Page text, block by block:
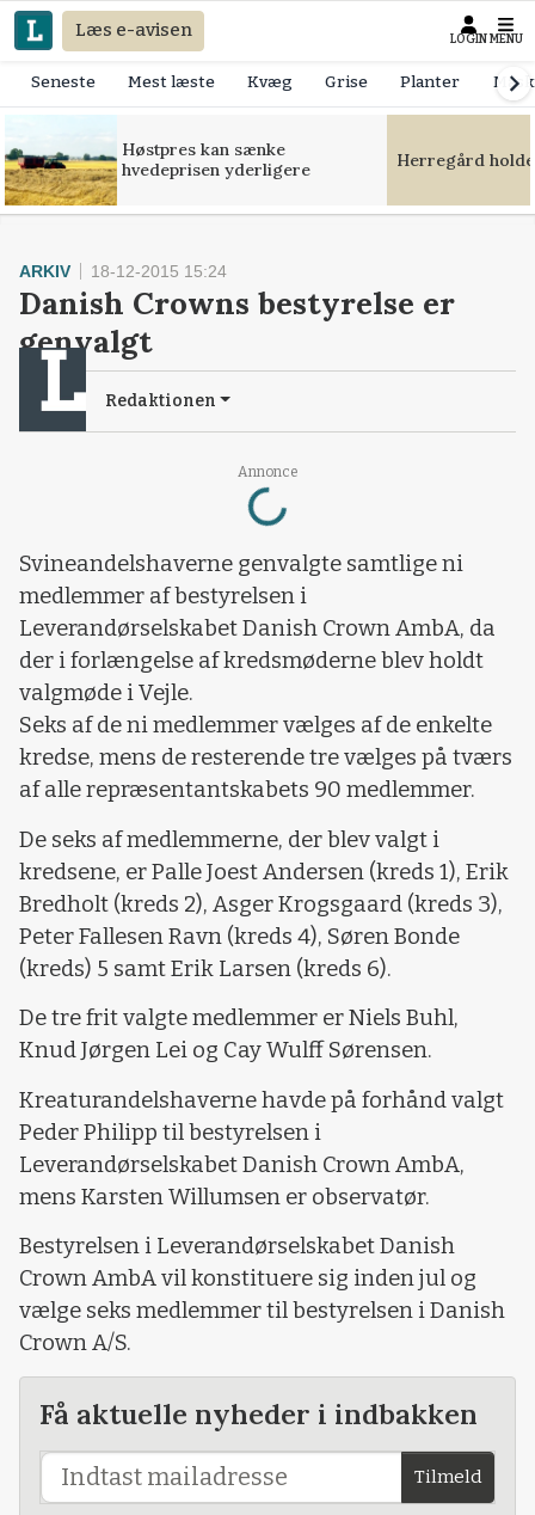
Læs e-avisen LOGIN MENU
Seneste Mest læste Kvæg Grise Planter
Høstpres kan sænke
hvedeprisen yderligere
Herregård
Annonce
Loading...
ARKIV 18-12-2015 15:24
Danish Crowns bestyrelse er
genvalgt
Redaktionen
Svineandelshaverne genvalgte samtlige ni
medlemmer af bestyrelsen i
Leverandørselskabet Danish Crown AmbA, da
der i forlængelse af kredsmøderne blev holdt
valgmøde i Vejle.
Seks af de ni medlemmer vælges af de enkelte
kredse, mens de resterende tre vælges på tværs
af alle repræsentantskabets 90 medlemmer.
De seks af medlemmerne, der blev valgt i
kredsene, er Palle Joest Andersen (kreds 1), Erik
Bredholt (kreds 2), Asger Krogsgaard (kreds 3),
Peter Fallesen Ravn (kreds 4), Søren Bonde
(kreds) 5 samt Erik Larsen (kreds 6).
De tre frit valgte medlemmer er Niels Buhl,
Knud Jørgen Lei og Cay Wulff Sørensen.
Kreaturandelshaverne havde på forhånd valgt
Peder Philipp til bestyrelsen i
Leverandørselskabet Danish Crown AmbA,
mens Karsten Willumsen er observatør.
Bestyrelsen i Leverandørselskabet Danish
Crown AmbA vil konstituere sig inden jul og
vælge seks medlemmer til bestyrelsen i Danish
Crown A/S.
Få aktuelle nyheder i indbakken
Tilmeld